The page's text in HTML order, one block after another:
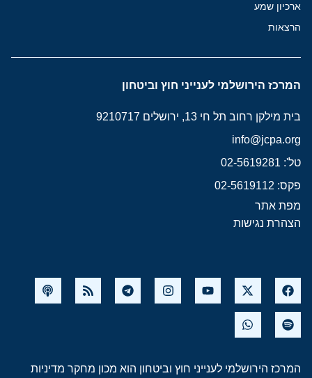
ארכיון שמע
הרצאות
המרכז הירושלמי לענייני חוץ וביטחון
בית מילקן רחוב תל חי 13, ירושלים 9210717
info@jcpa.org
טל': 02-5619281
פקס: 02-5619112
מפת אתר
הצהרת נגישות
המרכז הירושלמי לענייני חוץ וביטחון הוא מכון מחקר מדיניות